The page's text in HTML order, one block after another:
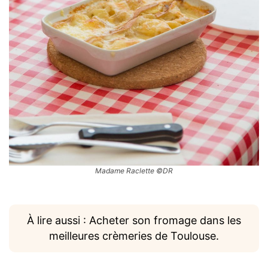
Madame Raclette ©DR
À lire aussi : Acheter son fromage dans les
meilleures crèmeries de Toulouse.